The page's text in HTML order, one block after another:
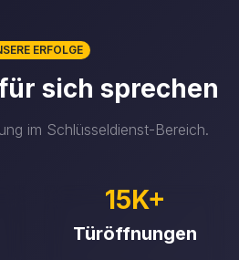
ERFOLGE
sich sprechen
im Schlüsseldienst-Bereich.
15K+
Türöffnungen